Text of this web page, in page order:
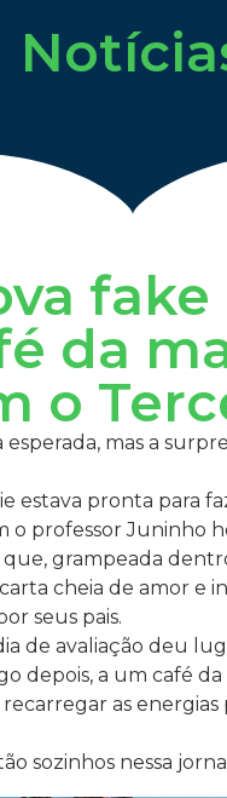
da
o
esperada, mas a
estava pronta para
o professor Juninho
que, grampeada
cheia de amor e
seus pais.
de avaliação deu
depois, a um café
as energias
sozinhos nessa